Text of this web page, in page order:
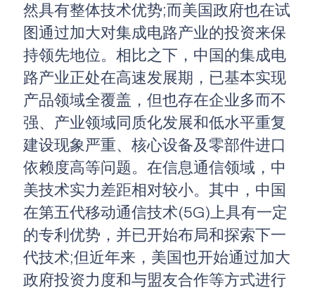
然具有整体技术优势;而美国政府也在试
图通过加大对集成电路产业的投资来保
持领先地位。相比之下，中国的集成电
路产业正处在高速发展期，已基本实现
产品领域全覆盖，但也存在企业多而不
强、产业领域同质化发展和低水平重复
建设现象严重、核心设备及零部件进口
依赖度高等问题。在信息通信领域，中
美技术实力差距相对较小。其中，中国
在第五代移动通信技术(5G)上具有一定
的专利优势，并已开始布局和探索下一
代技术;但近年来，美国也开始通过加大
政府投资力度和与盟友合作等方式进行